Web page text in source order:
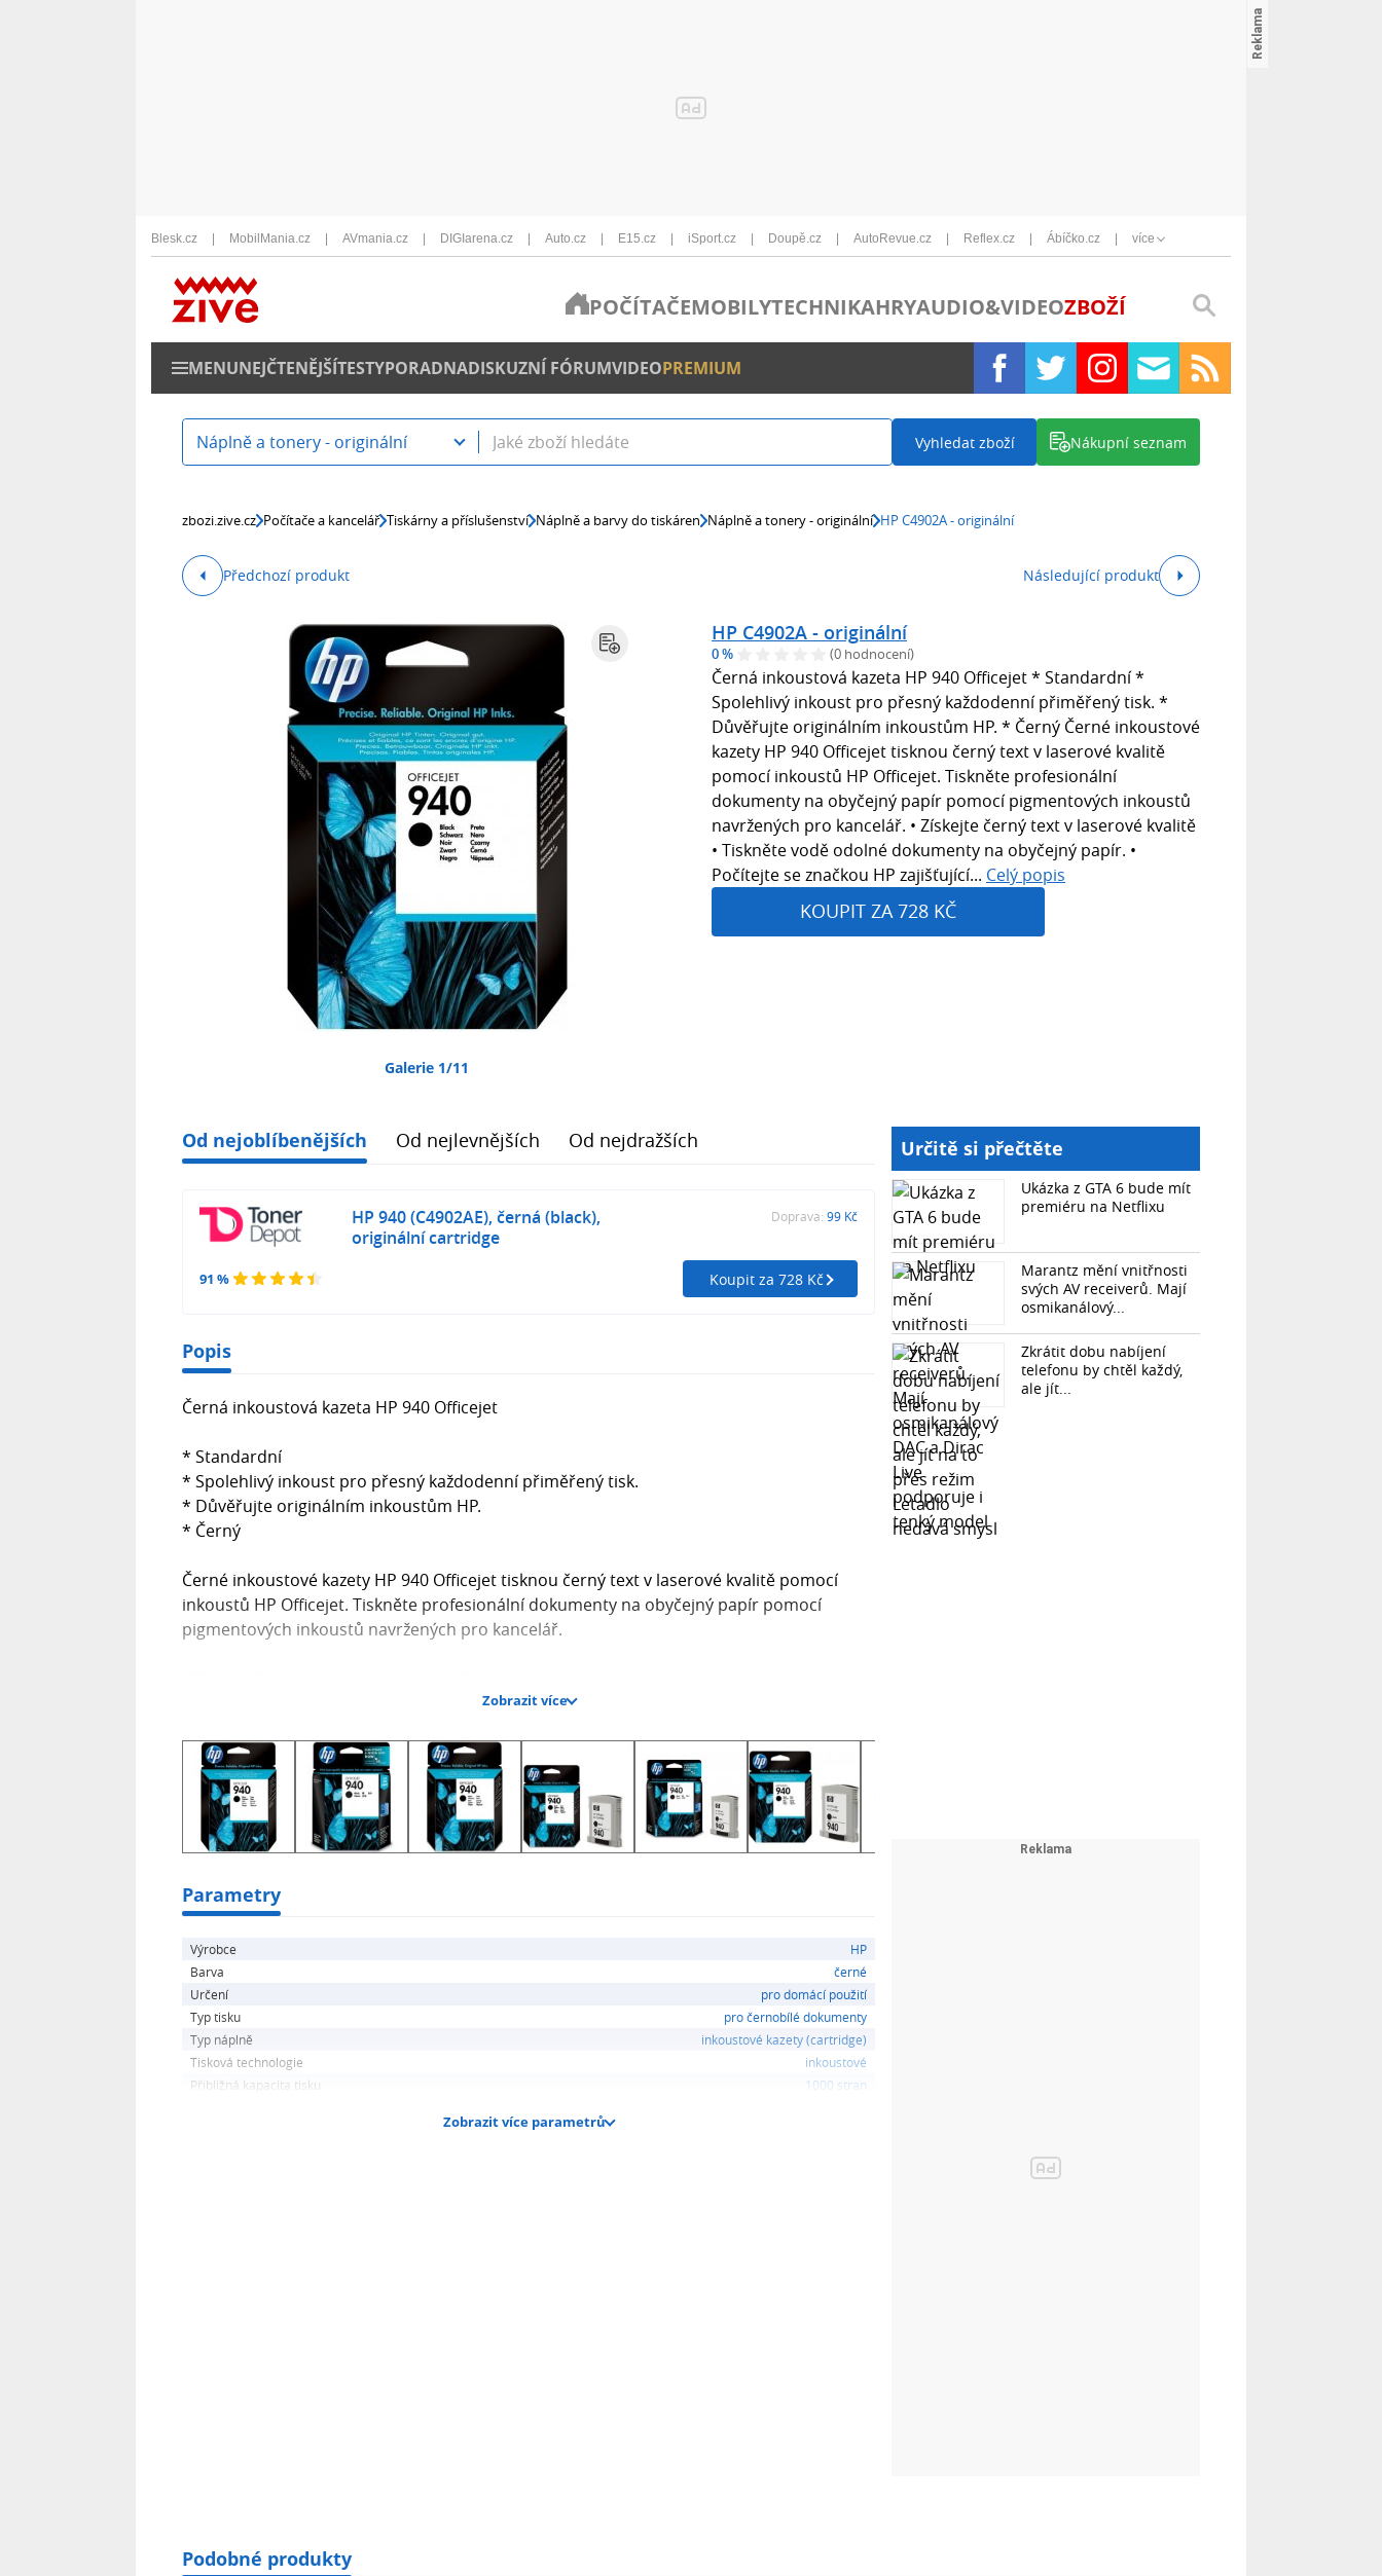
Blesk.cz MobilMania.cz AVmania.cz DIGIarena.cz Auto.cz E15.cz iSport.cz Doupě.cz AutoRevue.cz Reflex.cz Ábíčko.cz více
POČÍTAČEMOBILYTECHNIKAHRYAUDIO&VIDEOZBOŽÍ
MENUNEJČTENĚJŠÍTESTYPORADNADISKUZNÍ FÓRUMVIDEOPREMIUM
Náplně a tonery - originální Vyhledat zboží Nákupní seznam
zbozi.zive.cz Počítače a kancelář Tiskárny a příslušenství Náplně a barvy do tiskáren Náplně a tonery - originální HP C4902A - originální
Předchozí produkt Následující produkt
Galerie 1/11
HP C4902A - originální
0 % (0 hodnocení)
Černá inkoustová kazeta HP 940 Officejet * Standardní *
Spolehlivý inkoust pro přesný každodenní přiměřený tisk. *
Důvěřujte originálním inkoustům HP. * Černý Černé inkoustové
kazety HP 940 Officejet tisknou černý text v laserové kvalitě
pomocí inkoustů HP Officejet. Tiskněte profesionální
dokumenty na obyčejný papír pomocí pigmentových inkoustů
navržených pro kancelář. • Získejte černý text v laserové kvalitě
• Tiskněte vodě odolné dokumenty na obyčejný papír. •
Počítejte se značkou HP zajišťující... Celý popis
KOUPIT ZA 728 KČ
Od nejoblíbenějších Od nejlevnějších Od nejdražších
91 %
HP 940 (C4902AE), černá (black),
originální cartridge
Doprava: 99 Kč
Koupit za 728 Kč
Popis
Černá inkoustová kazeta HP 940 Officejet
* Standardní
* Spolehlivý inkoust pro přesný každodenní přiměřený tisk.
* Důvěřujte originálním inkoustům HP.
* Černý
Černé inkoustové kazety HP 940 Officejet tisknou černý text v laserové kvalitě pomocí
inkoustů HP Officejet. Tiskněte profesionální dokumenty na obyčejný papír pomocí
pigmentových inkoustů navržených pro kancelář.
• Počítejte se značkou HP zajišťující vynikající tisk.
Zobrazit více
Parametry
Výrobce
HP
Barva
černé
Určení
pro domácí použití
Typ tisku
pro černobílé dokumenty
Typ náplně
inkoustové kazety (cartridge)
Tisková technologie
inkoustové
Přibližná kapacita tisku
1000 stran
Zobrazit více parametrů
Určitě si přečtěte
Ukázka z GTA 6 bude mít
premiéru na Netflixu
Marantz mění vnitřnosti
svých AV receiverů. Mají
osmikanálový...
Zkrátit dobu nabíjení
telefonu by chtěl každý,
ale jít...
Podobné produkty